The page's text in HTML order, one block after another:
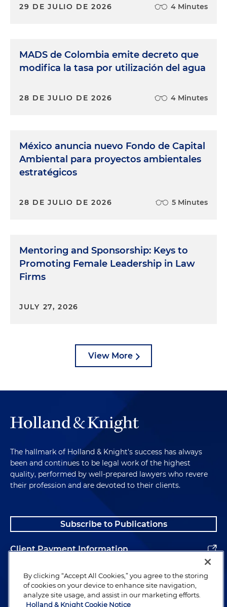
29 DE JULIO DE 2026 4 Minutes
MADS de Colombia emite decreto que
modifica la tasa por utilización del agua
28 DE JULIO DE 2026 4 Minutes
México anuncia nuevo Fondo de Capital
Ambiental para proyectos ambientales
estratégicos
28 DE JULIO DE 2026 5 Minutes
Mentoring and Sponsorship: Keys to
Promoting Female Leadership in Law
Firms
JULY 27, 2026
View More
The hallmark of Holland & Knight's success has always
been and continues to be legal work of the highest
quality, performed by well-prepared lawyers who revere
their profession and are devoted to their clients.
Subscribe to Publications
Client Payment Information
Alumni
By clicking “Accept All Cookies,” you agree to the storing
of cookies on your device to enhance site navigation,
analyze site usage, and assist in our marketing efforts.
Holland & Knight Cookie Notice